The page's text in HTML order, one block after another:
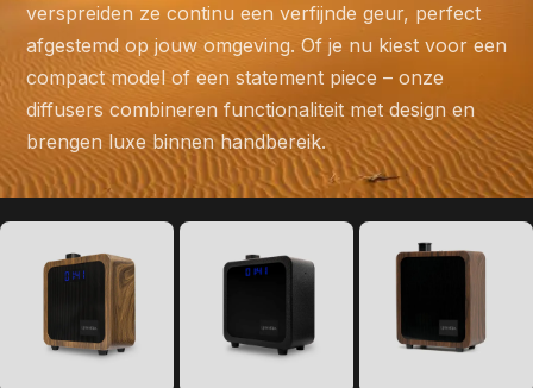
verspreiden ze continu een verfijnde geur, perfect
afgestemd op jouw omgeving. Of je nu kiest voor een
compact model of een statement piece – onze
diffusers combineren functionaliteit met design en
brengen luxe binnen handbereik.